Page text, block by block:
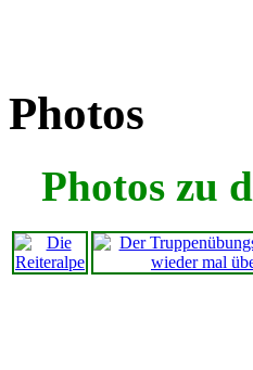
Photos
Photos zu